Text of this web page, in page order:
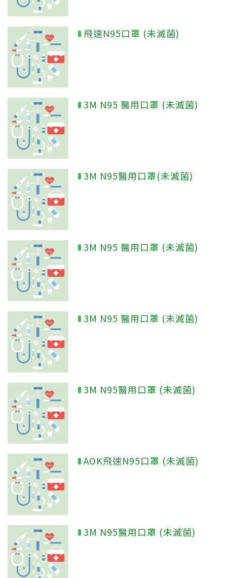
飛速N95口罩 (未滅菌)
3M N95 醫用口罩 (未滅菌)
3M N95醫用口罩(未滅菌)
3M N95 醫用口罩 (未滅菌)
3M N95 醫用口罩 (未滅菌)
3M N95醫用口罩 (未滅菌)
AOK飛速N95口罩 (未滅菌)
3M N95醫用口罩 (未滅菌)